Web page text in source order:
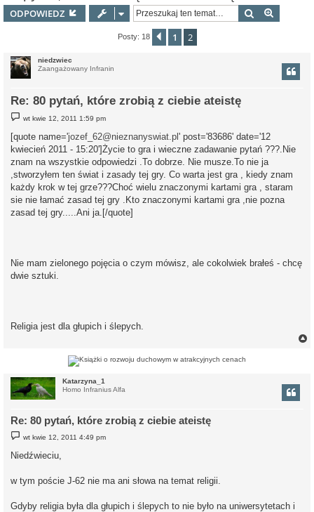
ODPOWIEDZ Szukaj
Posty: 18 Poprzednia
1 2
niedzwiec
Zaangażowany Infranin
Re: 80 pytań, które zrobią z ciebie ateistę
o
t
wt kwie 12, 2011 1:59 pm
[quote name='jozef_62@nieznanyswiat.pl ' post='83686' date='12
kwiecień 2011 - 15:20']Życie to gra i wieczne zadawanie pytań ???.Nie
znam na wszystkie odpowiedzi .To dobrze. Nie musze.To nie ja
,stworzyłem ten świat i zasady tej gry. Co warta jest gra , kiedy znam
każdy krok w tej grze???Choć wielu znaczonymi kartami gra , staram
sie nie łamać zasad tej gry .Kto znaczonymi kartami gra ,nie pozna
zasad tej gry.....Ani ja.[/quote]
Nie mam zielonego pojęcia o czym mówisz, ale cokolwiek brałeś - chcę
dwie sztuki.
Religia jest dla głupich i ślepych.
Katarzyna_1
Homo Infranius Alfa
Re: 80 pytań, które zrobią z ciebie ateistę
o
t
wt kwie 12, 2011 4:49 pm
Niedźwieciu,
w tym poście J-62 nie ma ani słowa na temat religii.
Gdyby religia była dla głupich i ślepych to nie było na uniwersytetach i